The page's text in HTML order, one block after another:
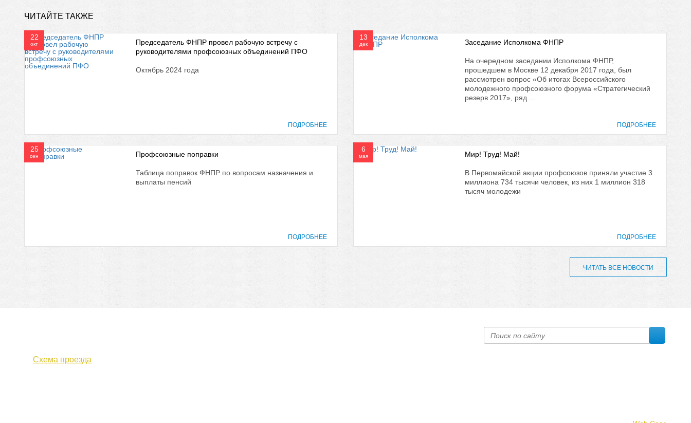
ЧИТАЙТЕ ТАКЖЕ
22
окт
Председатель ФНПР провел рабочую встречу с
руководителями профсоюзных объединений ПФО
Октябрь 2024 года
ПОДРОБНЕЕ
13
дек Заседание Исполкома ФНПР
На очередном заседании Исполкома ФНПР,
прошедшем в Москве 12 декабря 2017 года, был
рассмотрен вопрос «Об итогах Всероссийского
молодежного профсоюзного форума «Стратегический
резерв 2017», ряд ...
ПОДРОБНЕЕ
25
сен Профсоюзные поправки
Таблица поправок ФНПР по вопросам назначения и
выплаты пенсий
ПОДРОБНЕЕ
6
мая Мир! Труд! Май!
В Первомайской акции профсоюзов приняли участие 3
миллиона 734 тысячи человек, из них 1 миллион 318
тысяч молодежи
ПОДРОБНЕЕ
ЧИТАТЬ ВСЕ НОВОСТИ
Схема проезда